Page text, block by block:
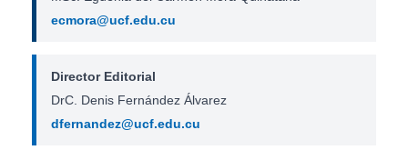
ecmora@ucf.edu.cu
Director Editorial
DrC. Denis Fernández Álvarez
dfernandez@ucf.edu.cu